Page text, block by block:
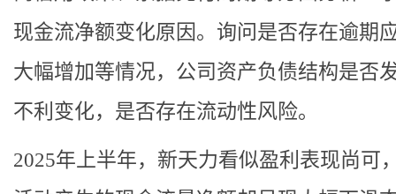
现金流净额变化原因。询问是否存在逾期
大幅增加等情况，公司资产负债结构是否
不利变化，是否存在流动性风险。
2025年上半年，新天力看似盈利表现尚可